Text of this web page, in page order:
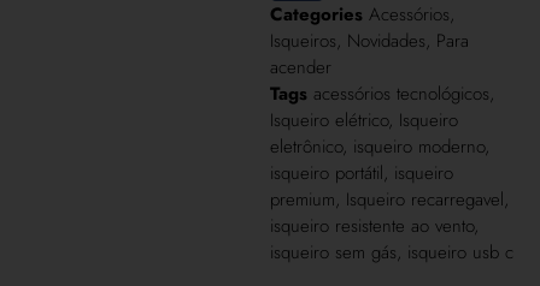
Categories Acessórios,
Isqueiros, Novidades, Para
acender
Tags acessórios tecnológicos,
Isqueiro elétrico, Isqueiro
eletrônico, isqueiro moderno,
isqueiro portátil, isqueiro
premium, Isqueiro recarregavel,
isqueiro resistente ao vento,
isqueiro sem gás, isqueiro usb c